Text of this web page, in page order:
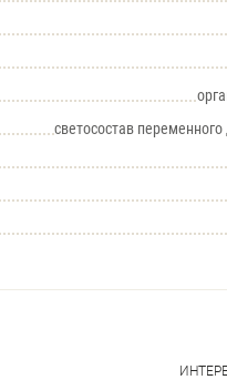
светосостав переменного